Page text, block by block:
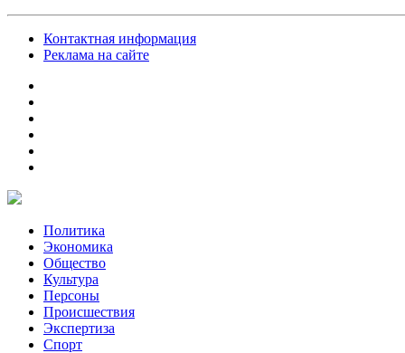
Контактная информация
Реклама на сайте
Политика
Экономика
Общество
Культура
Персоны
Происшествия
Экспертиза
Спорт